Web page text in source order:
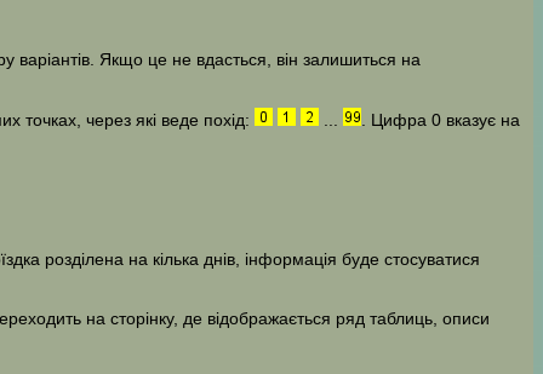
варіантів. Якщо це не вдасться, він залишиться на
точках, через які веде похід:
. Цифра 0 вказує на
розділена на кілька днів, інформація буде стосуватися
на сторінку, де відображається ряд таблиць, описи